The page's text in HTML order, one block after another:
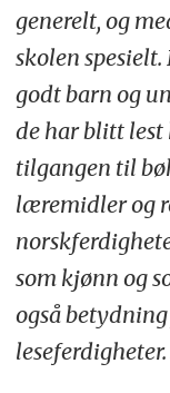
generelt, og
skolen
godt barn og
de har blitt
tilgangen til
læremidler og
som kjønn og
også